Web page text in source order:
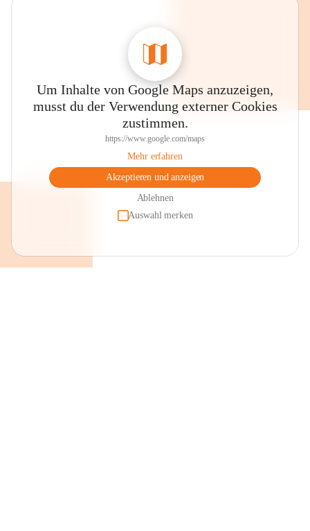
Um Inhalte von Google Maps anzuzeigen,
musst du der Verwendung externer Cookies
zustimmen.
https://www.google.com/maps
Mehr erfahren
Akzeptieren und anzeigen
Ablehnen
Auswahl merken